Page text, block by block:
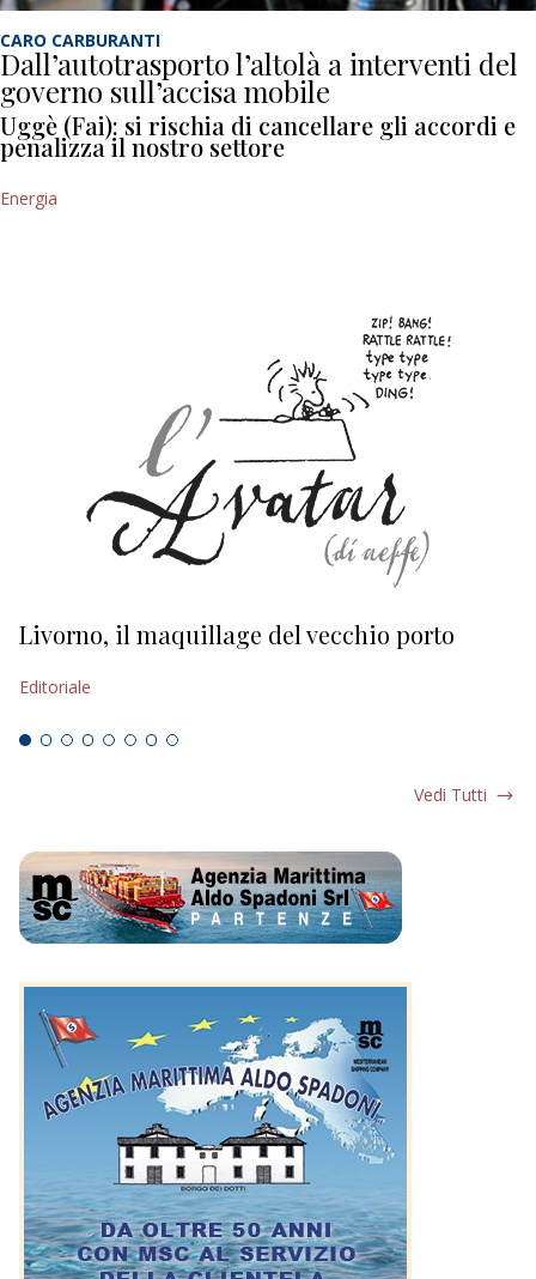
CARO CARBURANTI
Dall’autotrasporto l’altolà a interventi del
governo sull’accisa mobile
Uggè (Fai): si rischia di cancellare gli accordi e
penalizza il nostro settore
Energia
Livorno, il maquillage del vecchio porto
Editoriale
Vedi Tutti